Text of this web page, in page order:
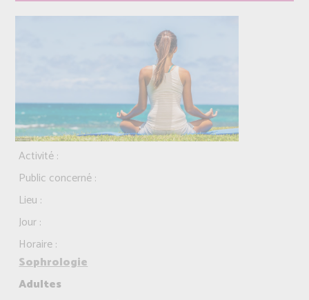
Activité :
Public concerné :
Lieu :
Jour :
Horaire :
Sophrologie
Adultes